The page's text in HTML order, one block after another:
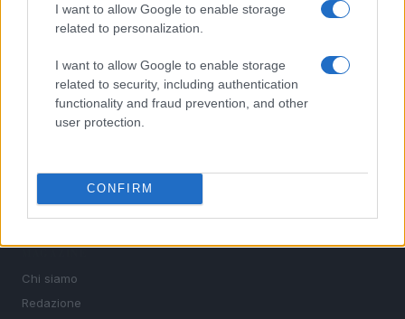
I want to allow Google to enable storage
related to personalization.
I want to allow Google to enable storage
related to security, including authentication
functionality and fraud prevention, and other
user protection.
CONFIRM
SEZIONI
Calcio
Tennis
Altri sport
Chi siamo
Redazione